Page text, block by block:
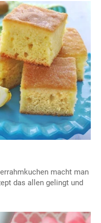
macht man
das allen gelingt und